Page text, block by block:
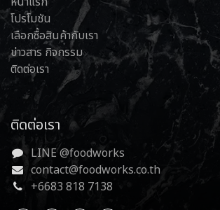
โปรโมชัน
เลือกซื้อสินค้ากับเรา
ข่าวสาร กิจกรรม
ติดต่อเรา
ติดต่อเรา
LINE @foodworks
contact@foodworks.co.th
+6683 818 7138